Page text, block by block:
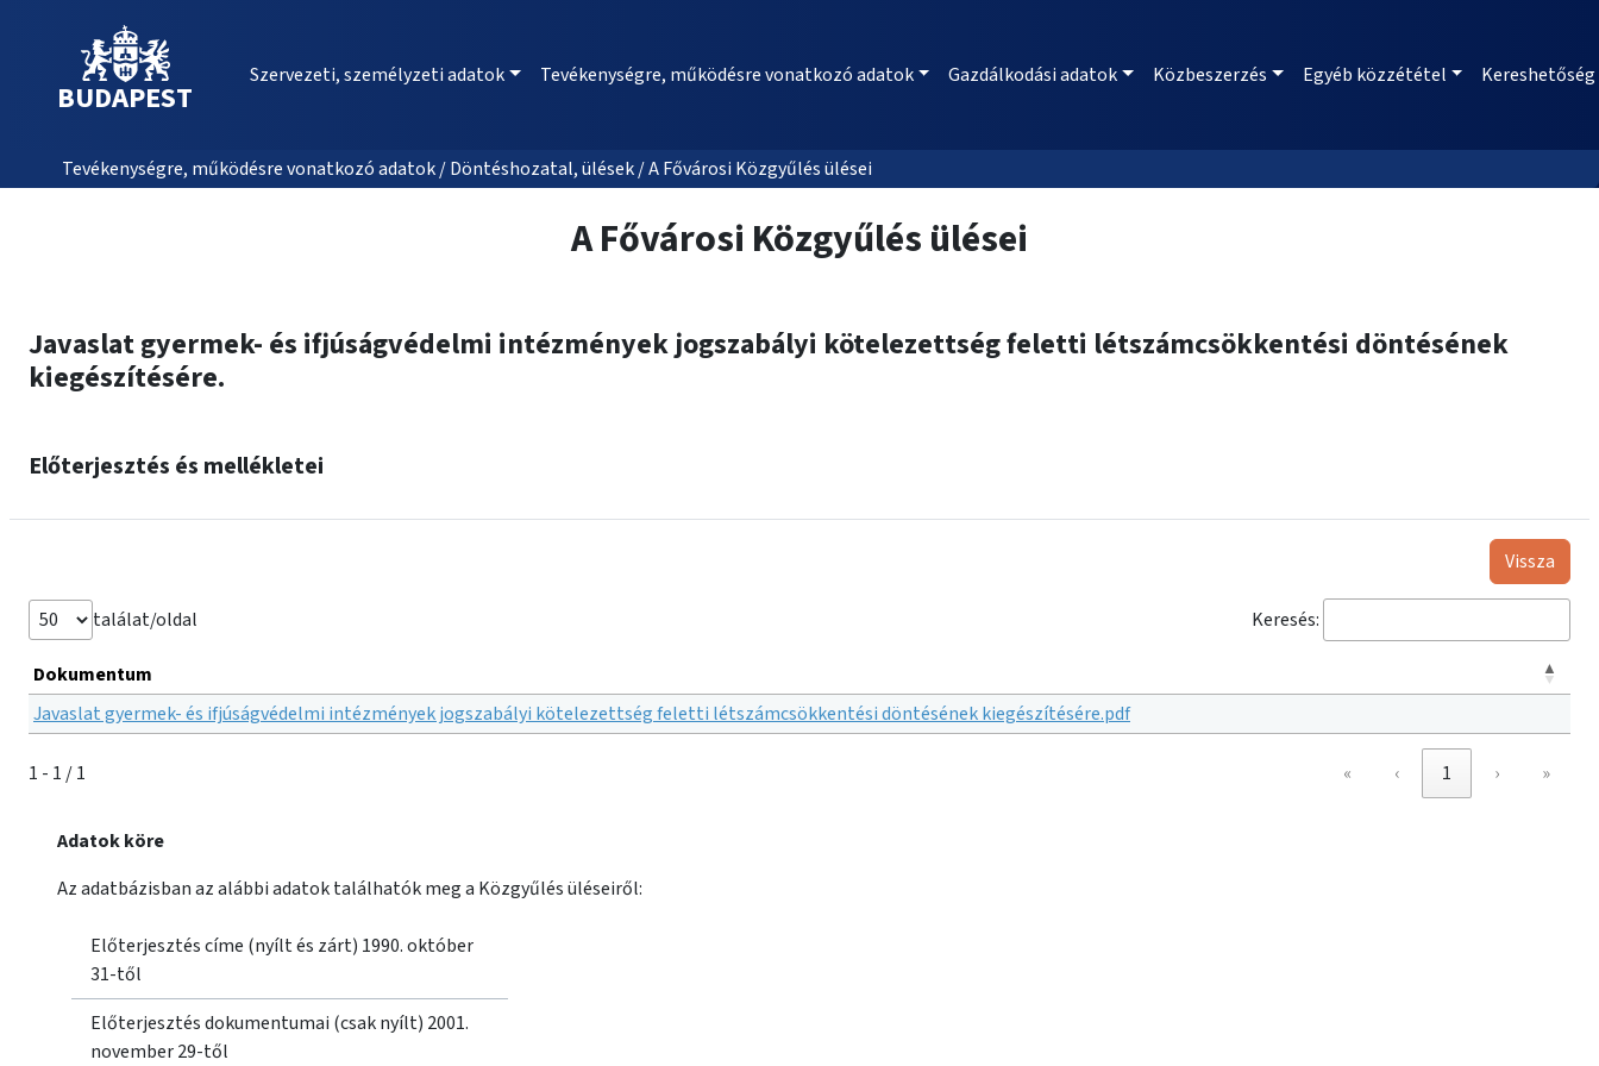
BUDAPEST
Szervezeti, személyzeti adatok Tevékenységre, működésre vonatkozó adatok Gazdálkodási adatok Közbeszerzés Egyéb közzététel Kereshetőség
Tevékenységre, működésre vonatkozó adatok / Döntéshozatal, ülések / A Fővárosi Közgyűlés ülései
A Fővárosi Közgyűlés ülései
Javaslat gyermek- és ifjúságvédelmi intézmények jogszabályi kötelezettség feletti létszámcsökkentési döntésének
kiegészítésére.
Előterjesztés és mellékletei
Vissza
találat/oldal Keresés:
Dokumentum
Javaslat gyermek- és ifjúságvédelmi intézmények jogszabályi kötelezettség feletti létszámcsökkentési döntésének kiegészítésére.pdf
1 - 1 / 1 « ‹ 1 › »
Adatok köre
Az adatbázisban az alábbi adatok találhatók meg a Közgyűlés üléseiről:
Előterjesztés címe (nyílt és zárt) 1990. október
31-től
Előterjesztés dokumentumai (csak nyílt) 2001.
november 29-től